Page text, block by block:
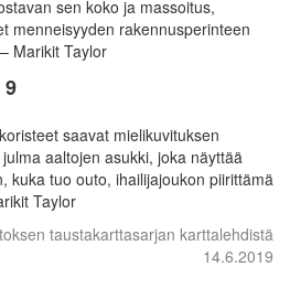
sen koko ja massoitus,
menneisyyden rakennusperinteen
Marikit Taylor
saavat mielikuvituksen
aaltojen asukki, joka näyttää
kuka tuo outo, ihailijajoukon piirittämä
Taylor
taustakarttasarjan karttalehdistä
14.6.2019